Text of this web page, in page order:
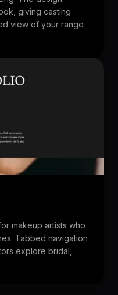
giving casting
view of your range
makeup artists who
Tabbed navigation
explore bridal,